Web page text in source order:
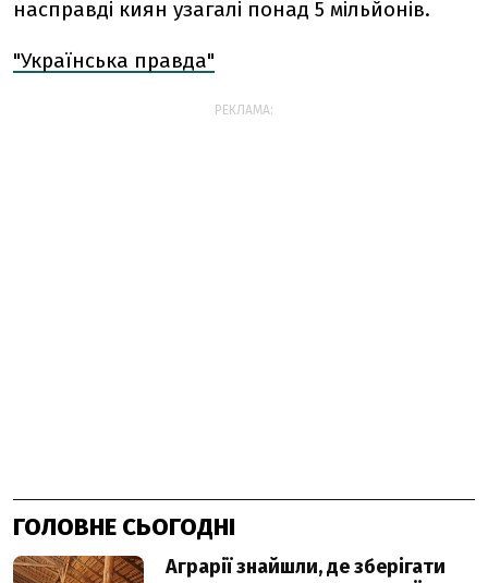
насправді киян узагалі понад 5 мільйонів.
"Українська правда"
РЕКЛАМА:
ГОЛОВНЕ СЬОГОДНІ
Аграрії знайшли, де зберігати